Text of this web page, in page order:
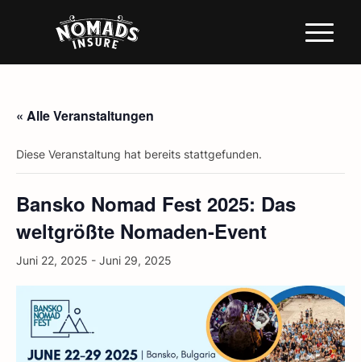
« Alle Veranstaltungen
Diese Veranstaltung hat bereits stattgefunden.
Bansko Nomad Fest 2025: Das
weltgrößte Nomaden-Event
Juni 22, 2025 - Juni 29, 2025